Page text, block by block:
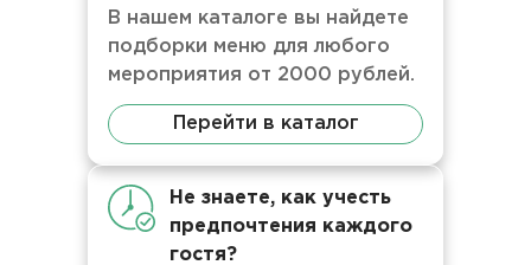
В нашем каталоге вы найдете
подборки меню для любого
мероприятия от 2000 рублей.
Перейти в каталог
Не знаете, как учесть
предпочтения каждого
гостя?